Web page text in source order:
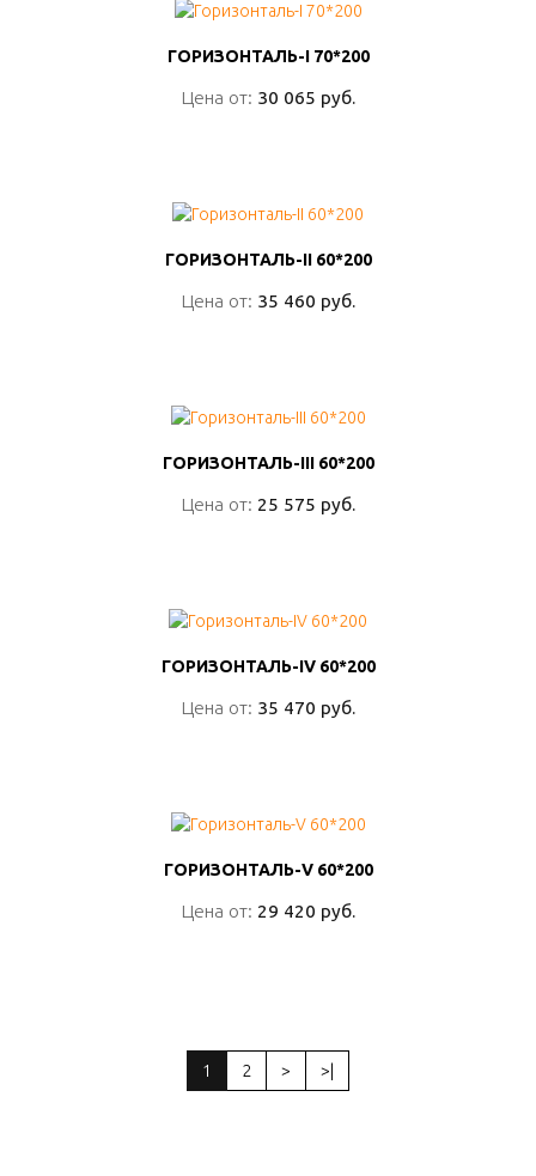
ГОРИЗОНТАЛЬ-I 70*200
Цена от: 30 065 руб.
ГОРИЗОНТАЛЬ-I 70*200
Цена от: 30 065 руб.
ГОРИЗОНТАЛЬ-II 60*200
Цена от: 35 460 руб.
ГОРИЗОНТАЛЬ-II 60*200
Цена от: 35 460 руб.
ГОРИЗОНТАЛЬ-III 60*200
Цена от: 25 575 руб.
ГОРИЗОНТАЛЬ-III 60*200
Цена от: 25 575 руб.
ГОРИЗОНТАЛЬ-IV 60*200
Цена от: 35 470 руб.
ГОРИЗОНТАЛЬ-IV 60*200
Цена от: 35 470 руб.
ГОРИЗОНТАЛЬ-V 60*200
Цена от: 29 420 руб.
ГОРИЗОНТАЛЬ-V 60*200
Цена от: 29 420 руб.
1 2 > >|